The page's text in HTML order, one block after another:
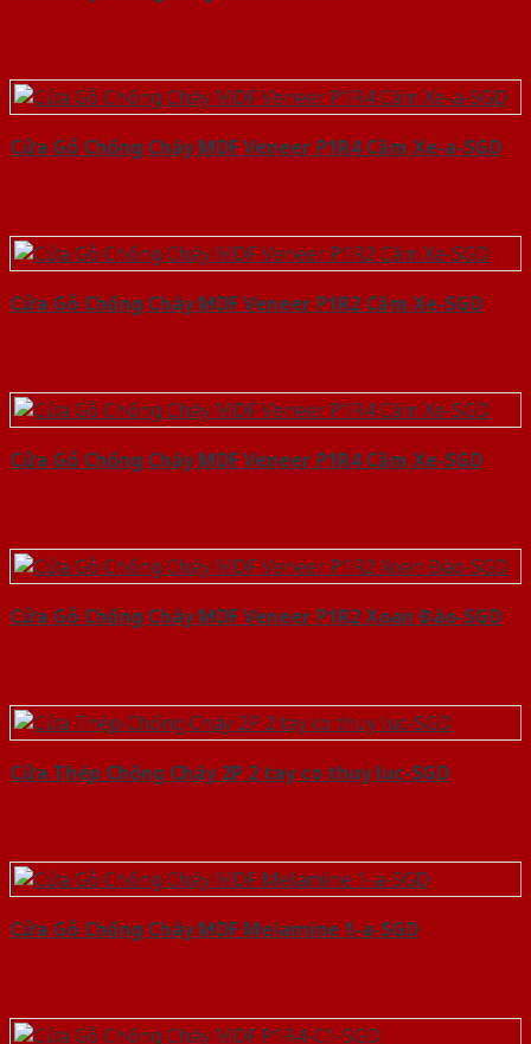
Cửa Gỗ Chống Cháy MDF Veneer P1R4 Căm Xe-a-SGD
Cửa Gỗ Chống Cháy MDF Veneer P1R2 Căm Xe-SGD
Cửa Gỗ Chống Cháy MDF Veneer P1R4 Căm Xe-SGD
Cửa Gỗ Chống Cháy MDF Veneer P1R2 Xoan Đào-SGD
Cửa Thép Chống Cháy 2P 2 tay co thuy luc-SGD
Cửa Gỗ Chống Cháy MDF Melamine 1-a-SGD